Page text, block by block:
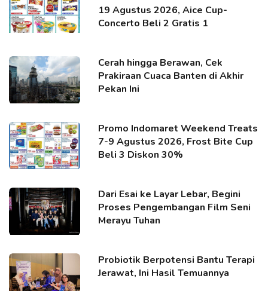
19 Agustus 2026, Aice Cup-
Concerto Beli 2 Gratis 1
Cerah hingga Berawan, Cek
Prakiraan Cuaca Banten di Akhir
Pekan Ini
Promo Indomaret Weekend Treats
7-9 Agustus 2026, Frost Bite Cup
Beli 3 Diskon 30%
Dari Esai ke Layar Lebar, Begini
Proses Pengembangan Film Seni
Merayu Tuhan
Probiotik Berpotensi Bantu Terapi
Jerawat, Ini Hasil Temuannya